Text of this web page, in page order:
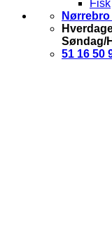
Fisk
Nørrebro
Søndag/
51 16 50